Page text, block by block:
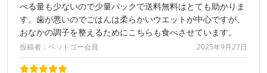
べる量も少ないので少量パックで送料無料はとても助かりま
す。歯が悪いのでごはんは柔らかいウエットが中心ですが、
おなかの調子を整えるためにこちらも食べさせています。
投稿者：ペットゴー会員 2025年9月27日